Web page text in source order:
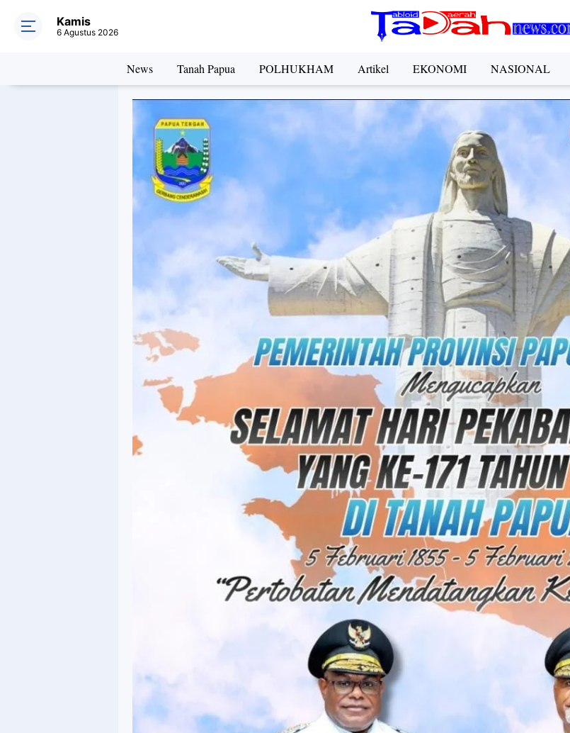
Kamis
6 Agustus 2026
News Tanah Papua POLHUKHAM Artikel EKONOMI NASIONAL